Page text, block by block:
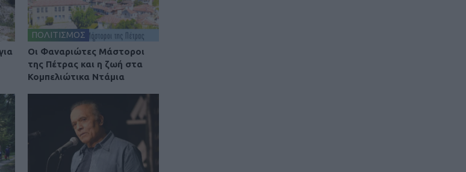
ΠΟΛΙΤΙΣΜΟΣ
Οι Φαναριώτες Μάστοροι
της Πέτρας και η ζωή στα
Κομπελιώτικα Ντάμια